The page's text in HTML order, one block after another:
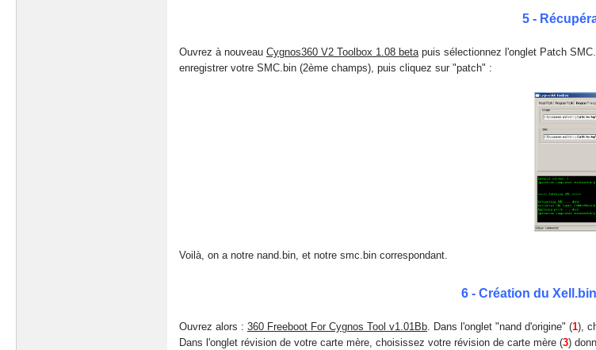
5 -
Ouvrez à nouveau Cygnos360 V2 Toolbox 1.08 betapuis sélectionnez l'onglet Patch
enregistrer votre SMC.bin (2ème champs), puis cliquez sur "patch" :
Voilà, on a notre nand.bin, et notre smc.bin correspondant.
6 - Création du
Ouvrez alors : 360 Freeboot For Cygnos Tool v1.01Bb. Dans l'onglet "nand d'origine" (1),
Dans l'onglet révision de votre carte mère, choisissez votre révision de carte mère (3)